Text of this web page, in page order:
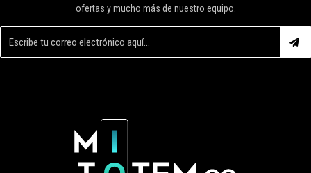
ofertas y mucho más de nuestro equipo.